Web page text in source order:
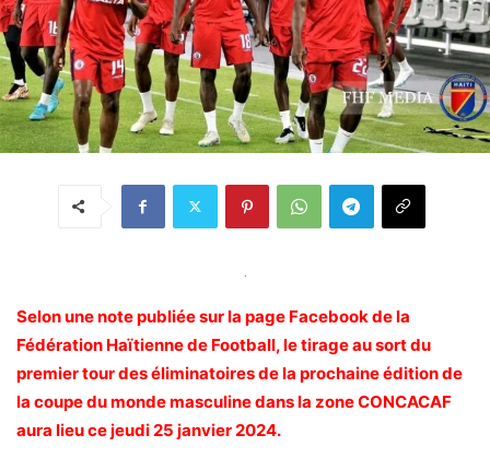
Selon une note publiée sur la page Facebook de la
Fédération Haïtienne de Football, le tirage au sort du
premier tour des éliminatoires de la prochaine édition de
la coupe du monde masculine dans la zone CONCACAF
aura lieu ce jeudi 25 janvier 2024.